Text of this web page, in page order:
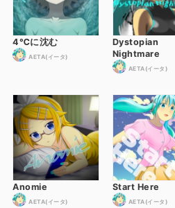
4℃に沈む
AETA(イータ)
Dystopian
Nightmare
AETA(イータ)
Anomie
AETA(イータ)
Start Here
AETA(イータ)